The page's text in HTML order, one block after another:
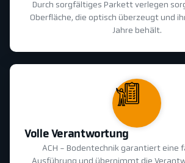
Durch sorgfältiges Parkett verlegen
Oberfläche, die optisch überzeugt und
Jahre behält.
Volle Verantwortung
ACH - Bodentechnik garantiert eine